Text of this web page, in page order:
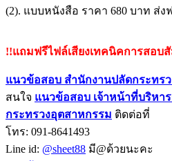
(2). แบบหนังสือ ราคา 680 บาท ส่ง
!!แถมฟรีไฟล์เสียงเทคนิคการสอบ
แนวข้อสอบ สำนักงานปลัดกระทร
สนใจ แนวข้อสอบ เจ้าหน้าที่บริหา
กระทรวงอุตสาหกรรม ติดต่อที่
โทร: 091-8641493
Line id: @sheet88 มี@ด้วยนะคะ